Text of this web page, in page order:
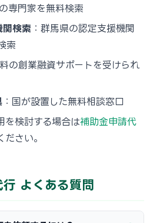
専門家を無料検索
関検索 ：群馬県の認定支援機関
索
料の創業融資サポートを受けられ
：国が設置した無料相談窓口
を検討する場合は補助金申請代
さい。
よくある質問